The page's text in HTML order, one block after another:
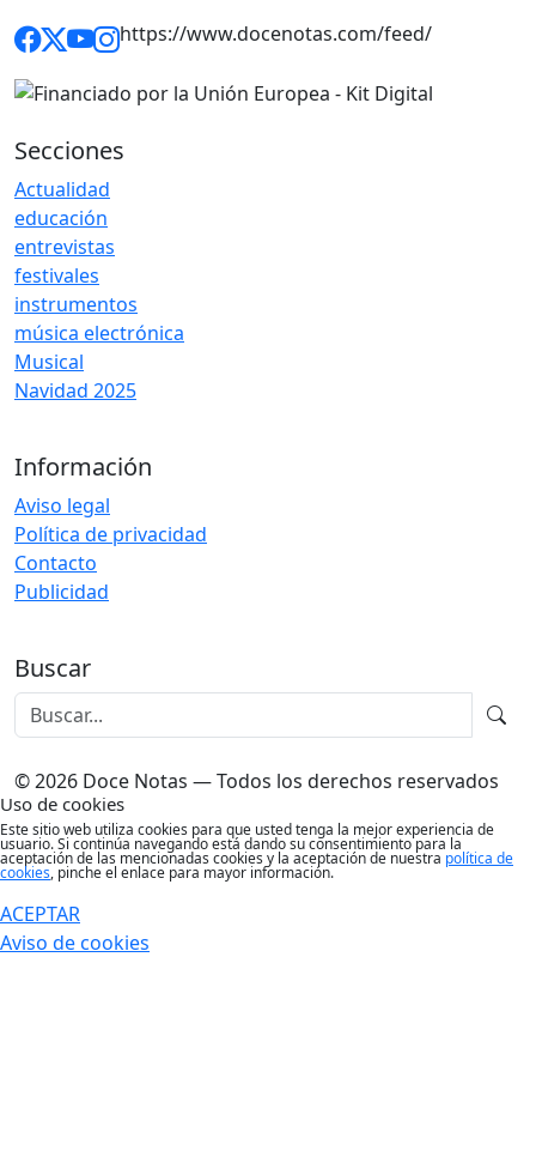
https://www.docenotas.com/feed/
Secciones
Actualidad
educación
entrevistas
festivales
instrumentos
música electrónica
Musical
Navidad 2025
Información
Aviso legal
Política de privacidad
Contacto
Publicidad
Buscar
© 2026 Doce Notas — Todos los derechos reservados
Uso de cookies
Este sitio web utiliza cookies para que usted tenga la mejor experiencia de
usuario. Si continúa navegando está dando su consentimiento para la
aceptación de las mencionadas cookies y la aceptación de nuestra política de
cookies, pinche el enlace para mayor información.
ACEPTAR
Aviso de cookies